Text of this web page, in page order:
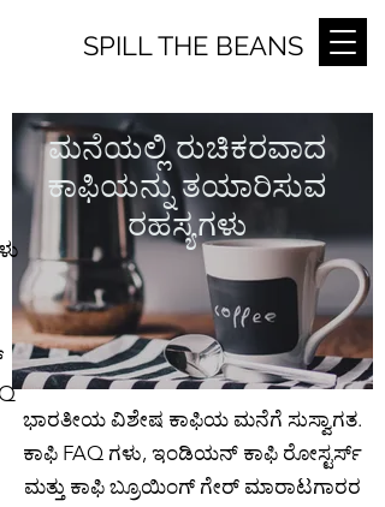
SPILL THE BEANS
ಮನೆಯಲ್ಲಿ ರುಚಿಕರವಾದ
ಕಾಫಿಯನ್ನು ತಯಾರಿಸುವ
ರಹಸ್ಯಗಳು
ಭಾರತೀಯ ವಿಶೇಷ ಕಾಫಿಯ ಮನೆಗೆ ಸುಸ್ವಾಗತ.
ಕಾಫಿ FAQ ಗಳು, ಇಂಡಿಯನ್ ಕಾಫಿ ರೋಸ್ಟರ್ಸ್
ಮತ್ತು ಕಾಫಿ ಬ್ರೂಯಿಂಗ್ ಗೇರ್ ಮಾರಾಟಗಾರರ